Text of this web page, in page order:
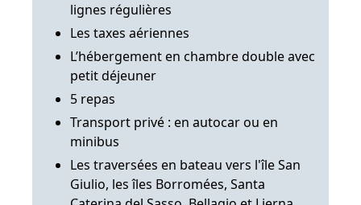
lignes régulières
Les taxes aériennes
L’hébergement en chambre double avec
petit déjeuner
5 repas
Transport privé : en autocar ou en
minibus
Les traversées en bateau vers l'île San
Giulio, les îles Borromées, Santa